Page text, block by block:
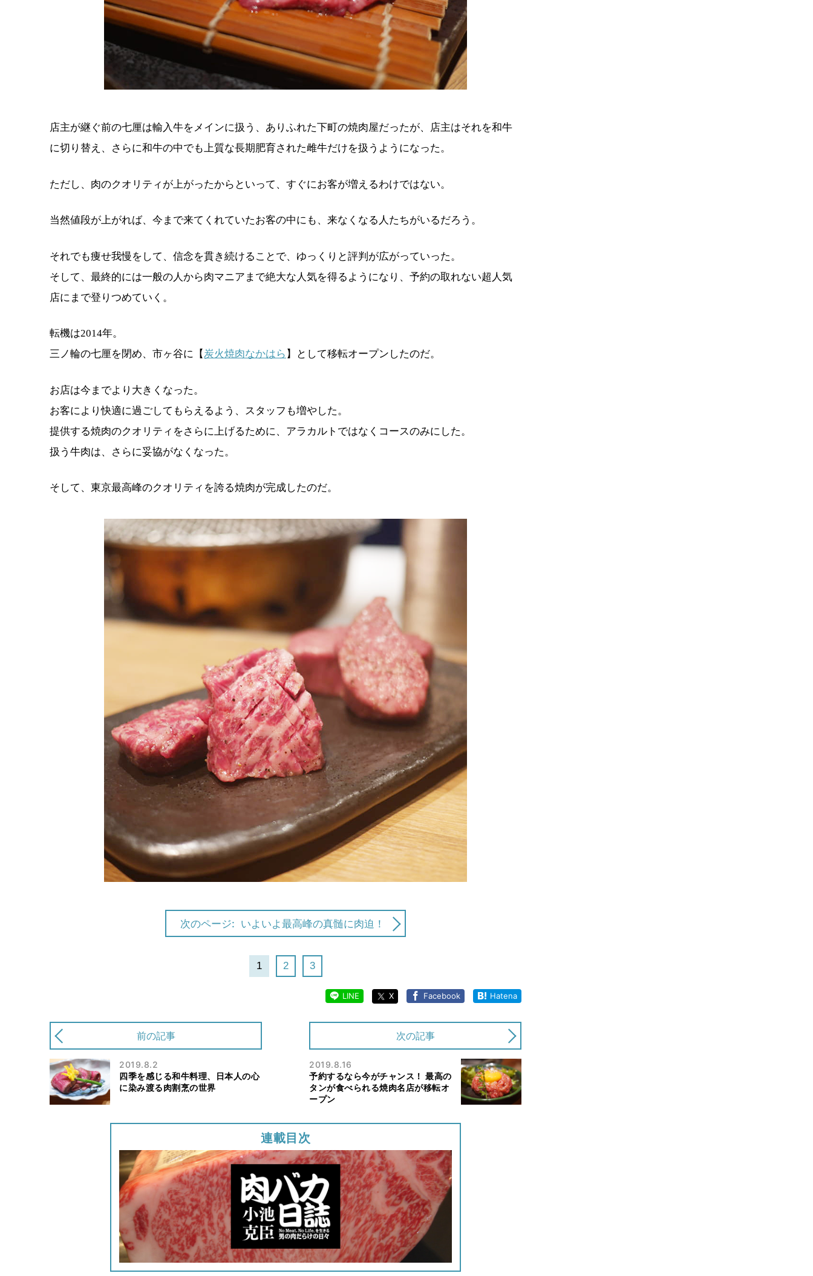
店主が継ぐ前の七厘は輸入牛をメインに扱う、ありふれた下町の焼肉屋だったが、店主はそれを和牛
に切り替え、さらに和牛の中でも上質な長期肥育された雌牛だけを扱うようになった。
ただし、肉のクオリティが上がったからといって、すぐにお客が増えるわけではない。
当然値段が上がれば、今まで来てくれていたお客の中にも、来なくなる人たちがいるだろう。
それでも痩せ我慢をして、信念を貫き続けることで、ゆっくりと評判が広がっていった。
そして、最終的には一般の人から肉マニアまで絶大な人気を得るようになり、予約の取れない超人気
店にまで登りつめていく。
転機は2014年。
三ノ輪の七厘を閉め、市ヶ谷に【炭火焼肉なかはら 】として移転オープンしたのだ。
お店は今までより大きくなった。
お客により快適に過ごしてもらえるよう、スタッフも増やした。
提供する焼肉のクオリティをさらに上げるために、アラカルトではなくコースのみにした。
扱う牛肉は、さらに妥協がなくなった。
そして、東京最高峰のクオリティを誇る焼肉が完成したのだ。
次のページ: いよいよ最高峰の真髄に肉迫！
1 2 3
LINE X Facebook Hatena
前の記事
2019.8.2
四季を感じる和牛料理、日本人の心
に染み渡る肉割烹の世界
次の記事
2019.8.16
予約するなら今がチャンス！ 最高の
タンが食べられる焼肉名店が移転オ
ープン
連載目次